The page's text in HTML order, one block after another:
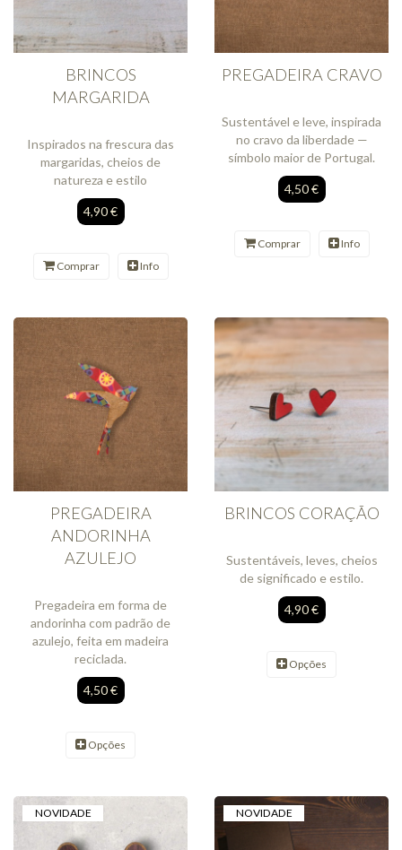
BRINCOS
MARGARIDA
Inspirados na frescura das
margaridas, cheios de
natureza e estilo
4,90 €
Comprar Info
PREGADEIRA CRAVO
Sustentável e leve, inspirada
no cravo da liberdade —
símbolo maior de Portugal.
4,50 €
Comprar Info
PREGADEIRA
ANDORINHA
AZULEJO
Pregadeira em forma de
andorinha com padrão de
azulejo, feita em madeira
reciclada.
4,50 €
Opções
BRINCOS CORAÇÃO
Sustentáveis, leves, cheios
de significado e estilo.
4,90 €
Opções
NOVIDADE NOVIDADE